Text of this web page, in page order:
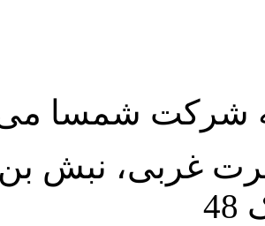
شرکت شمسا
غربی، نبش